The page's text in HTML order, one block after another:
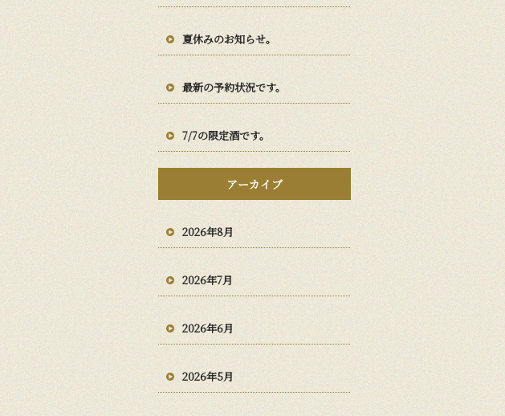
夏休みのお知らせ。
最新の予約状況です。
7/7の限定酒です。
アーカイブ
2026年8月
2026年7月
2026年6月
2026年5月